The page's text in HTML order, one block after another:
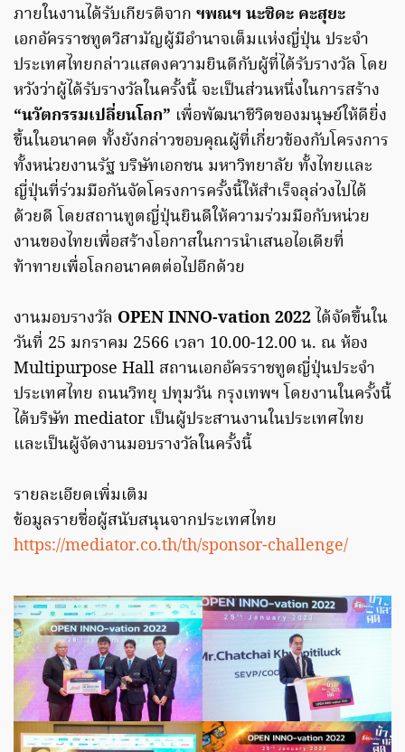
ภายในงานได้รับเกียรติจาก ฯพณฯ นะชิดะ คะสุยะ
เอกอัครราชทูตวิสามัญผู้มีอำนาจเต็มแห่งญี่ปุ่น ประจำ
ประเทศไทยกล่าวแสดงความยินดีกับผู้ที่ได้รับรางวัล โดย
หวังว่าผู้ได้รับรางวัลในครั้งนี้ จะเป็นส่วนหนึ่งในการสร้าง
“นวัตกรรมเปลี่ยนโลก” เพื่อพัฒนาชีวิตของมนุษย์ให้ดียิ่ง
ขึ้นในอนาคต ทั้งยังกล่าวขอบคุณผู้ที่เกี่ยวข้องกับโครงการ
ทั้งหน่วยงานรัฐ บริษัทเอกชน มหาวิทยาลัย ทั้งไทยและ
ญี่ปุ่นที่ร่วมมือกันจัดโครงการครั้งนี้ให้สำเร็จลุล่วงไปได้
ด้วยดี โดยสถานทูตญี่ปุ่นยินดีให้ความร่วมมือกับหน่วย
งานของไทยเพื่อสร้างโอกาสในการนำเสนอไอเดียที่
ท้าทายเพื่อโลกอนาคตต่อไปอีกด้วย
งานมอบรางวัล OPEN INNO-vation 2022 ได้จัดขึ้นใน
วันที่ 25 มกราคม 2566 เวลา 10.00-12.00 น. ณ ห้อง
Multipurpose Hall สถานเอกอัครราชทูตญี่ปุ่นประจำ
ประเทศไทย ถนนวิทยุ ปทุมวัน กรุงเทพฯ โดยงานในครั้งนี้
ได้บริษัท mediator เป็นผู้ประสานงานในประเทศไทย
และเป็นผู้จัดงานมอบรางวัลในครั้งนี้
รายละเอียดเพิ่มเติม
ข้อมูลรายชื่อผู้สนับสนุนจากประเทศไทย
https://mediator.co.th/th/sponsor-challenge/